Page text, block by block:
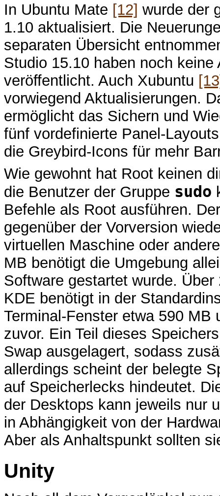
In Ubuntu Mate [12] wurde der
1.10 aktualisiert. Die
separaten Übersicht
Studio 15.10 haben noch
veröffentlicht. Auch Xubuntu
vorwiegend Aktualisierungen.
ermöglicht das Sichern und
fünf vordefinierte Panel-
die Greybird-Icons für mehr
Wie gewohnt hat Root keinen
die Benutzer der Gruppe sudo
Befehle als Root ausführen.
gegenüber der Vorversion
virtuellen Maschine oder
MB benötigt die Umgebung
Software gestartet wurde.
KDE benötigt in der
Terminal-Fenster etwa 590
zuvor. Ein Teil dieses
Swap ausgelagert, sodass
allerdings scheint der belegte
auf Speicherlecks hindeutet.
der Desktops kann jeweils nur
in Abhängigkeit von der
Aber als Anhaltspunkt sollten
Unity